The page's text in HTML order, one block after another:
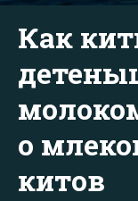
Как
о
китов